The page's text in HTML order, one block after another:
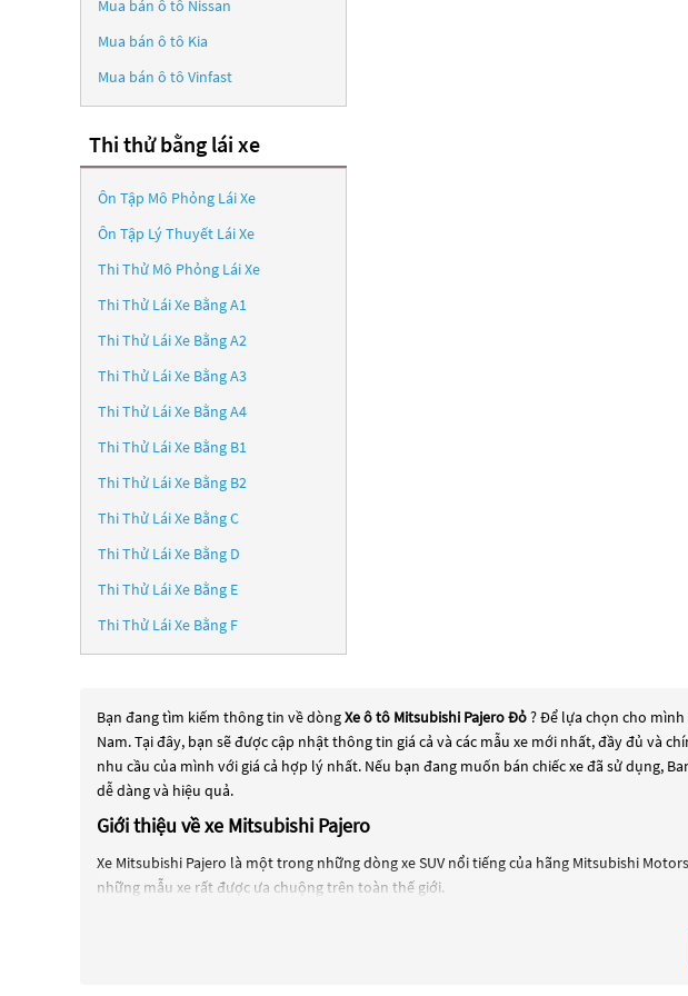
Mua bán ô tô Nissan
Mua bán ô tô Kia
Mua bán ô tô Vinfast
Thi thử bằng lái xe
Ôn Tập Mô Phỏng Lái Xe
Ôn Tập Lý Thuyết Lái Xe
Thi Thử Mô Phỏng Lái Xe
Thi Thử Lái Xe Bằng A1
Thi Thử Lái Xe Bằng A2
Thi Thử Lái Xe Bằng A3
Thi Thử Lái Xe Bằng A4
Thi Thử Lái Xe Bằng B1
Thi Thử Lái Xe Bằng B2
Thi Thử Lái Xe Bằng C
Thi Thử Lái Xe Bằng D
Thi Thử Lái Xe Bằng E
Thi Thử Lái Xe Bằng F
Bạn đang tìm kiếm thông tin về dòngXe ô tô Mitsubishi Pajero Đỏ? Để lựa chọn cho
Nam. Tại đây, bạn sẽ được cập nhật thông tin giá cả và các mẫu xe mới nhất, đầy đủ và
nhu cầu của mình với giá cả hợp lý nhất. Nếu bạn đang muốn bán chiếc xe đã sử dụng,
dễ dàng và hiệu quả.
Giới thiệu về xe Mitsubishi Pajero
Xe Mitsubishi Pajero là một trong những dòng xe SUV nổi tiếng của hãng Mitsubishi
những mẫu xe rất được ưa chuộng trên toàn thế giới.